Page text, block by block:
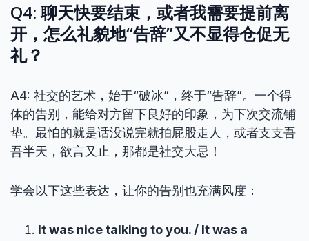
Q4: 聊天快要结束，或者我需要提前离
开，怎么礼貌地“告辞”又不显得仓促无
礼？
A4: 社交的艺术，始于“破冰”，终于“告辞”。一个得
体的告别，能给对方留下良好的印象，为下次交流铺
垫。最怕的就是话没说完就拍屁股走人，或者支支吾
吾半天，欲言又止，那都是社交大忌！
学会以下这些表达，让你的告别也充满风度：
It was nice talking to you. / It was a